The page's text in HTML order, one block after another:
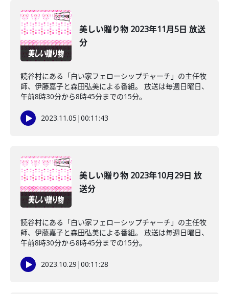
美しい贈り物 2023年11月5日 放送
分
読谷村にある「白い家フェローシップチャーチ」の主任牧
師、伊藤嘉子と森田弘美による番組。 放送は毎週日曜日、
午前8時30分から8時45分までの15分。
2023.11.05 |00:11:43
美しい贈り物 2023年10月29日 放
送分
読谷村にある「白い家フェローシップチャーチ」の主任牧
師、伊藤嘉子と森田弘美による番組。 放送は毎週日曜日、
午前8時30分から8時45分までの15分。
2023.10.29 |00:11:28